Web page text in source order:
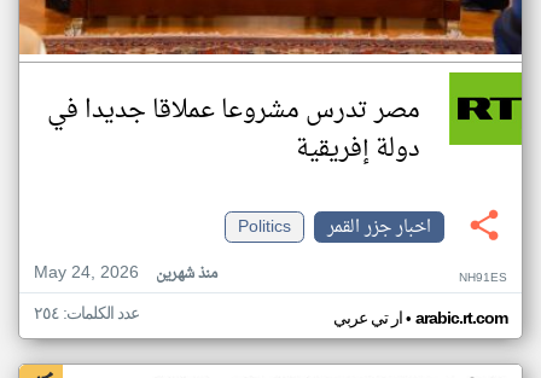
مصر تدرس مشروعا عملاقا جديدا في
دولة إفريقية
اخبار جزر القمر
Politics
May 24, 2026
منذ شهرين NH91ES
ار تي عربي• arabic.rt.com عدد الكلمات: ٢٥٤